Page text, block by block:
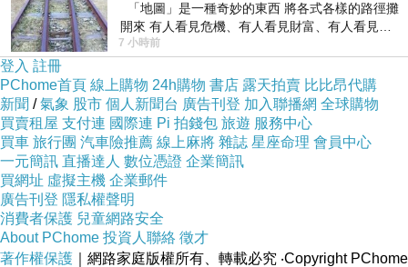
「地圖」是一種奇妙的東西 將各式各樣的路徑攤
開來 有人看見危機、有人看見財富、有人看見…
從中可以發掘出不同的
7 小時前
登入 註冊
PChome首頁 線上購物 24h購物 書店 露天拍賣 比比昂代購
新聞 /氣象 股市 個人新聞台 廣告刊登 加入聯播網 全球購物
買賣租屋 支付連 國際連 Pi 拍錢包 旅遊 服務中心
買車 旅行團 汽車險推薦 線上麻將 雜誌 星座命理 會員中心
一元簡訊 直播達人 數位憑證 企業簡訊
買網址 虛擬主機 企業郵件
廣告刊登 隱私權聲明
消費者保護 兒童網路安全
About PChome 投資人聯絡 徵才
著作權保護 ｜網路家庭版權所有、轉載必究 ‧Copyright PChome